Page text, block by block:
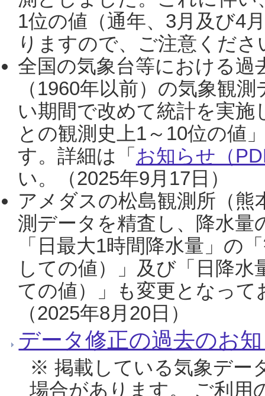
1位の値（通年、3月及び4
りますので、ご注意くだ
全国の気象台等における過
（1960年以前）の気象観
い期間で改めて統計を実
との観測史上1～10位の値
す。詳細は「 お知らせ（
い。（2025年9月17日）
アメダスの松島観測所（熊
測データを精査し、降水
「日最大1時間降水量」の
しての値）」及び「日降
ての値）」も変更となっ
（2025年8月20日）
データ修正の過去のお
※ 掲載している気象デー
場合があります。 ご利用